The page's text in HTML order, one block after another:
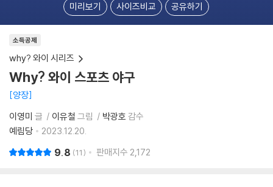
미리보기 사이즈비교 공유하기
소득공제
why? 와이 시리즈
Why? 와이 스포츠 야구
양장
이영미 글 이유철 그림 박광호 감수
예림당
2023.12.20.
9.8 11 판매지수 2,172